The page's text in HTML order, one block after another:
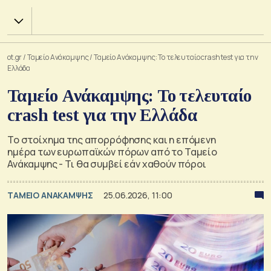
Χ.Α.
ot.gr/Ταμείο Ανάκαμψης/Ταμείο Ανάκαμψης: Το τελευταίο crash test για την
Ελλάδα
Ταμείο Ανάκαμψης: Το τελευταίο
crash test για την Ελλάδα
Το στοίχημα της απορρόφησης και η επόμενη
ημέρα των ευρωπαϊκών πόρων από το Ταμείο
Ανάκαμψης - Τι θα συμβεί εάν χαθούν πόροι
ΤΑΜΕΙΟ ΑΝΑΚΑΜΨΗΣ 25.06.2026, 11:00